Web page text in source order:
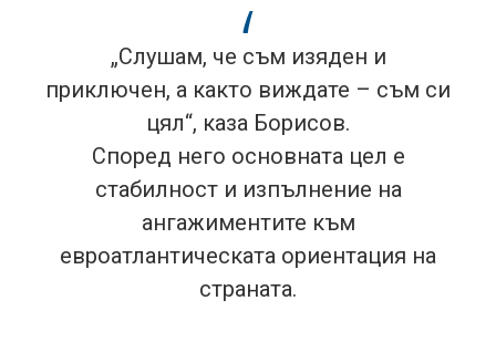
„Слушам, че съм изяден и
приключен, а както виждате – съм си
цял“, каза Борисов.
Според него основната цел е
стабилност и изпълнение на
ангажиментите към
евроатлантическата ориентация на
страната.